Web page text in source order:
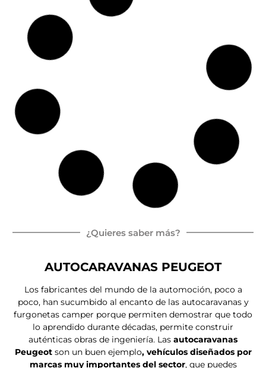
Nueva
GIOTTILINE TOSCAN 74NF
Peugeot Boxer
Autocaravan
a Perfilada
Ca
Proximamente
Nueva